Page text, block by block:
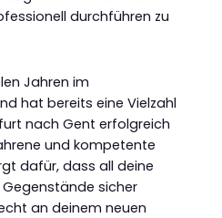
durchführen zu
Jahren im
hat bereits eine Vielzahl
nach Gent erfolgreich
und kompetente
dafür, dass all deine
sicher
an deinem neuen